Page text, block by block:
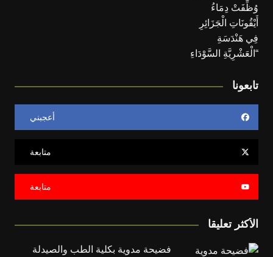
تابعونا
أعجبني
متابعة
متابعة
الأكثر تعليقا
فضيحة مدوية بكلية الطب والصيدلة